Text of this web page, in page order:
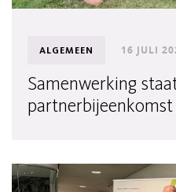
ALGEMEEN 16 JULI
Samenwerking
partnerbijeenkomst